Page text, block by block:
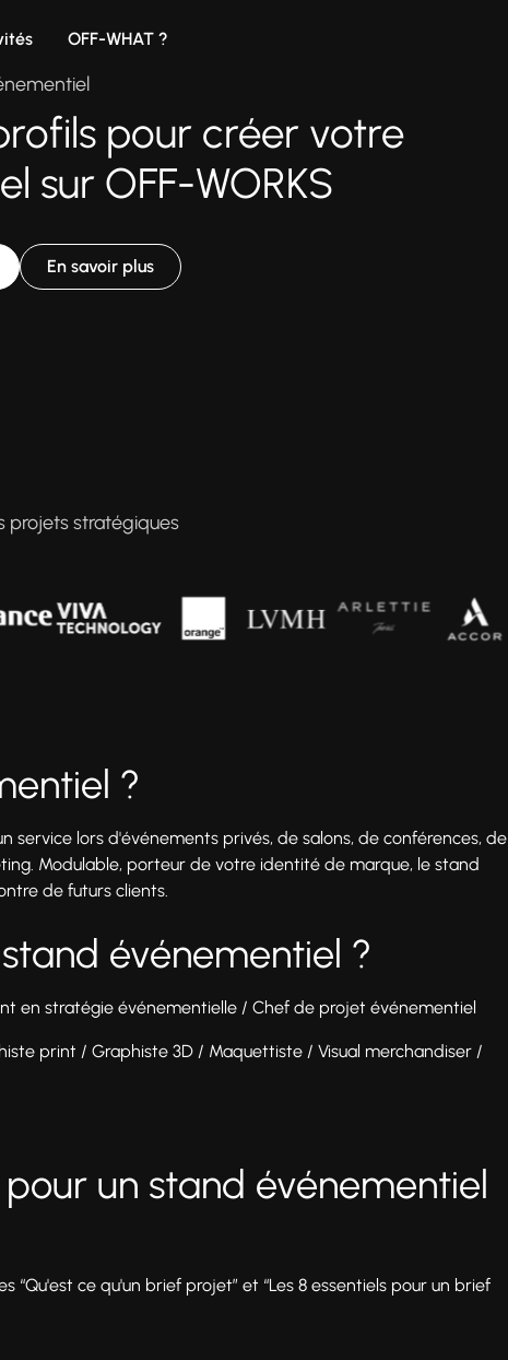
OFF-WHAT ?
pour créer votre
sur OFF-WORKS
En savoir plus
projets stratégiques
?
lors d'événements privés, de salons, de conférences, de
Modulable, porteur de votre identité de marque, le stand
de futurs clients.
événementiel ?
en stratégie événementielle / Chef de projet événementiel
print / Graphiste 3D / Maquettiste / Visual merchandiser /
un stand événementiel
ce qu'un brief projet” et “Les 8 essentiels pour un brief